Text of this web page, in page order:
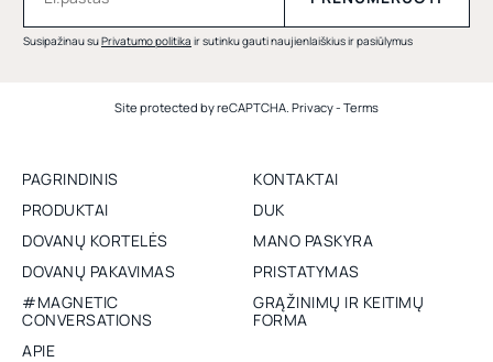
Susipažinau suPrivatumo politika ir sutinku gauti naujienlaiškius ir pasiūlymus
Site protected by reCAPTCHA. Privacy- Terms
PAGRINDINIS
PRODUKTAI
DOVANŲ KORTELĖS
DOVANŲ PAKAVIMAS
#MAGNETIC
CONVERSATIONS
APIE
KONTAKTAI
DUK
MANO PASKYRA
PRISTATYMAS
GRĄŽINIMŲ IR KEITIMŲ
FORMA